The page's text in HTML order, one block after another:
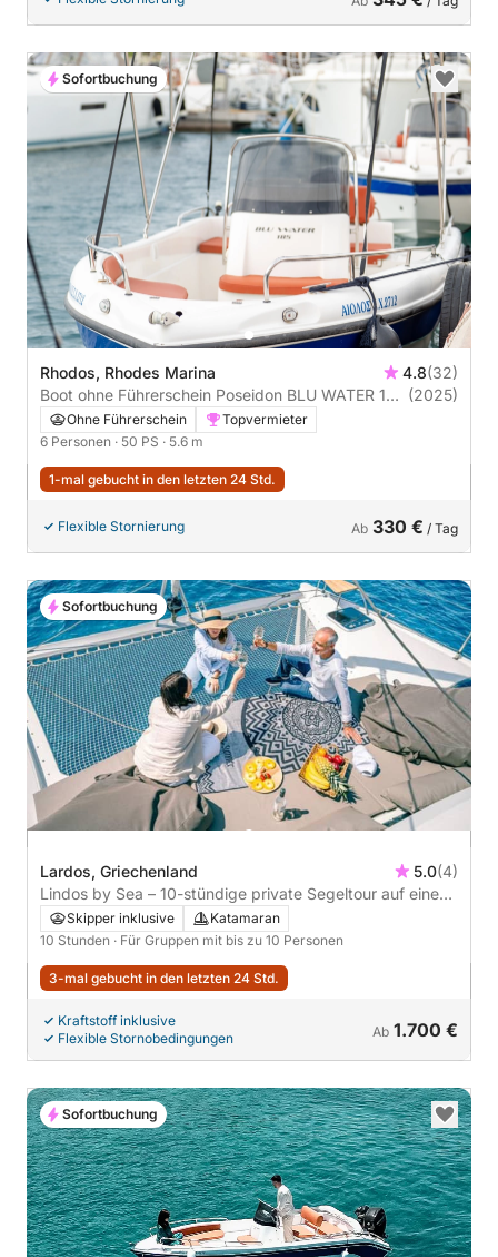
Rhodos, Rhodes Marina 4.8(32)
Boot ohne Führerschein Poseidon BLU WATER 185
50PS
(2025)
Ohne Führerschein
Topvermieter
6 Personen · 50 PS · 5.6 m
1-mal gebucht in den letzten 24 Std.
Flexible Stornierung Ab 330 € / Tag
Sofortbuchung
Lardos, Griechenland 5.0(4)
Lindos by Sea – 10-stündige private Segeltour auf einem
Luxuskatamaran
Skipper inklusive
Katamaran
10 Stunden · Für Gruppen mit bis zu 10 Personen
3-mal gebucht in den letzten 24 Std.
Kraftstoff inklusive
Flexible Stornobedingungen
Ab 1.700 €
Sofortbuchung
Sofortbuchung